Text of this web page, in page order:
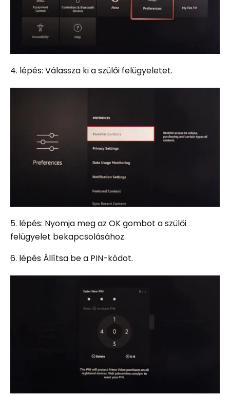
4. lépés: Válassza ki a szülői felügyeletet.
5. lépés: Nyomja meg az OK gombot a szülői
felügyelet bekapcsolásához.
6. lépés Állítsa be a PIN-kódot.